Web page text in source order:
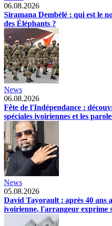
06.08.2026
Siramana Dembélé : qui est le
des Éléphants ?
News
06.08.2026
Fête de l'Indépendance :
spéciales ivoiriennes et les
News
05.08.2026
David Tayorault : après 40 ans
ivoirienne, l'arrangeur exprime